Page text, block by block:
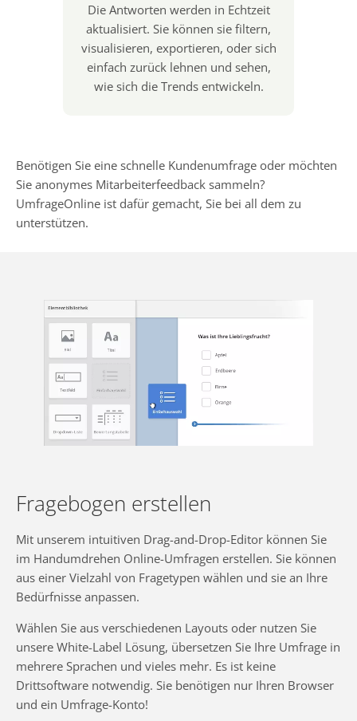
Die Antworten werden in Echtzeit
aktualisiert. Sie können sie filtern,
visualisieren, exportieren, oder sich
einfach zurück lehnen und sehen,
wie sich die Trends entwickeln.
Benötigen Sie eine schnelle Kundenumfrage oder möchten
Sie anonymes Mitarbeiterfeedback sammeln?
UmfrageOnline ist dafür gemacht, Sie bei all dem zu
unterstützen.
Fragebogen erstellen
Mit unserem intuitiven Drag-and-Drop-Editor können Sie
im Handumdrehen Online-Umfragen erstellen. Sie können
aus einer Vielzahl von Fragetypen wählen und sie an Ihre
Bedürfnisse anpassen.
Wählen Sie aus verschiedenen Layouts oder nutzen Sie
unsere White-Label Lösung, übersetzen Sie Ihre Umfrage in
mehrere Sprachen und vieles mehr. Es ist keine
Drittsoftware notwendig. Sie benötigen nur Ihren Browser
und ein Umfrage-Konto!